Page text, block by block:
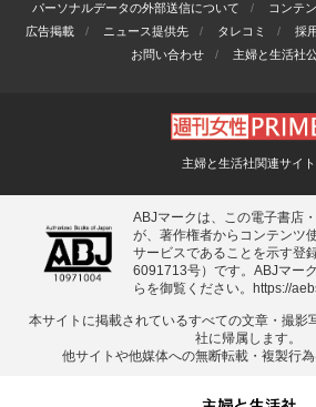
パーソナルデータの外部送信について
コンテ
広告掲載
ニュース提供先 タレコミ 採
お問い合わせ
主婦と生活社
主婦と生活社関連サイト
ABJマークは、この電子書店
が、著作権者からコンテンツ
サービスであることを示す登
6091713号）です。ABJマー
らを御覧ください。
https://
本サイトに掲載されているすべての⽂章・撮影
社に帰属します。
他サイトや他媒体への無断転載・複製⾏為